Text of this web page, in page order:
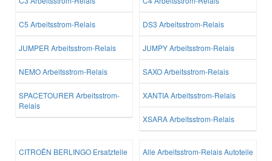
C5 Arbeitsstrom-Relais DS3 Arbeitsstrom-Relais
JUMPER Arbeitsstrom-Relais JUMPY Arbeitsstrom-Relais
NEMO Arbeitsstrom-Relais SAXO Arbeitsstrom-Relais
SPACETOURER Arbeitsstrom-
Relais
XANTIA Arbeitsstrom-Relais
XSARA Arbeitsstrom-Relais
CITROËN BERLINGO Ersatzteile Alle Arbeitsstrom-Relais Autoteile